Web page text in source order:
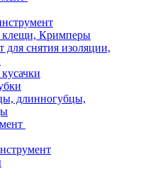
Кримперы
для снятия изоляции,
длинногубцы,